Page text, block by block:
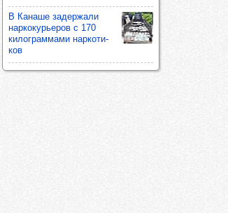
В Канаше задер­жали
нар­ко­курь­еров с 170
килог­рам­мами нар­ко­ти­
ков